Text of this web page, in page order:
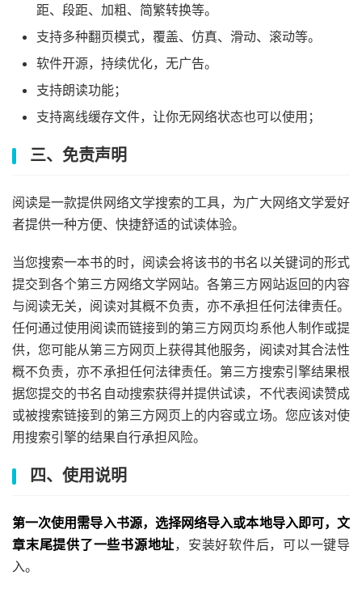
距、段距、加粗、简繁转换等。
支持多种翻页模式，覆盖、仿真、滑动、滚动等。
软件开源，持续优化，无广告。
支持朗读功能；
支持离线缓存文件，让你无网络状态也可以使用；
三、免责声明
阅读是一款提供网络文学搜索的工具，为广大网络文学爱好
者提供一种方便、快捷舒适的试读体验。
当您搜索一本书的时，阅读会将该书的书名以关键词的形式
提交到各个第三方网络文学网站。各第三方网站返回的内容
与阅读无关，阅读对其概不负责，亦不承担任何法律责任。
任何通过使用阅读而链接到的第三方网页均系他人制作或提
供，您可能从第三方网页上获得其他服务，阅读对其合法性
概不负责，亦不承担任何法律责任。第三方搜索引擎结果根
据您提交的书名自动搜索获得并提供试读，不代表阅读赞成
或被搜索链接到的第三方网页上的内容或立场。您应该对使
用搜索引擎的结果自行承担风险。
四、使用说明
第一次使用需导入书源，选择网络导入或本地导入即可，文
章末尾提供了一些书源地址，安装好软件后，可以一键导
入。